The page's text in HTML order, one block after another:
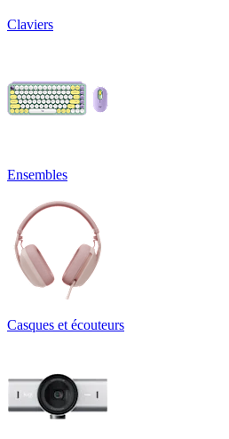
Claviers
Ensembles
Casques et écouteurs